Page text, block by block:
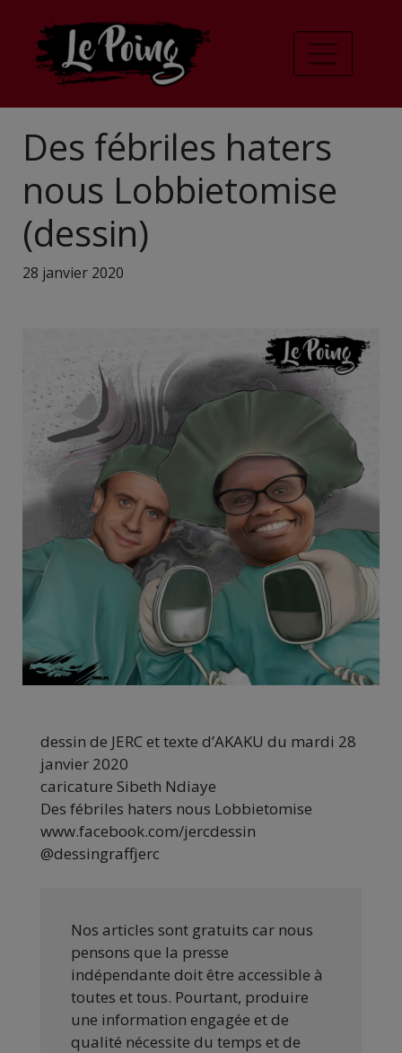
Des fébriles haters
nous Lobbietomise
(dessin)
28 janvier 2020
dessin de JERC et texte d’AKAKU du mardi 28
janvier 2020
caricature Sibeth Ndiaye
Des fébriles haters nous Lobbietomise
www.facebook.com/jercdessin
@dessingraffjerc
Nos articles sont gratuits car nous
pensons que la presse
indépendante doit être accessible à
toutes et tous. Pourtant, produire
une information engagée et de
qualité nécessite du temps et de